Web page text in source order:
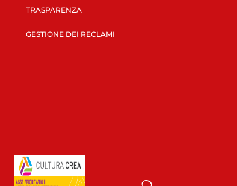
TRASPARENZA
GESTIONE DEI RECLAMI